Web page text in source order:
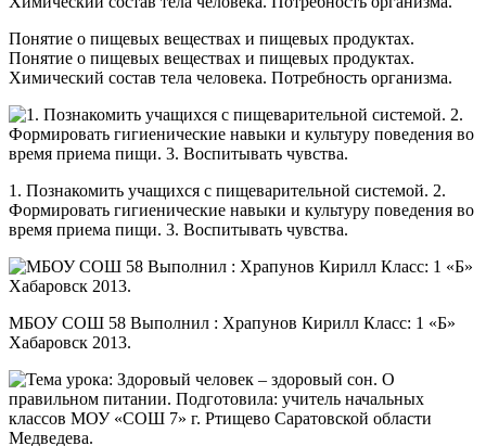
Понятие о пищевых веществах и пищевых продуктах.
Понятие о пищевых веществах и пищевых продуктах.
Химический состав тела человека. Потребность организма.
1. Познакомить учащихся с пищеварительной системой. 2.
Формировать гигиенические навыки и культуру поведения во
время приема пищи. 3. Воспитывать чувства.
МБОУ СОШ 58 Выполнил : Храпунов Кирилл Класс: 1 «Б»
Хабаровск 2013.